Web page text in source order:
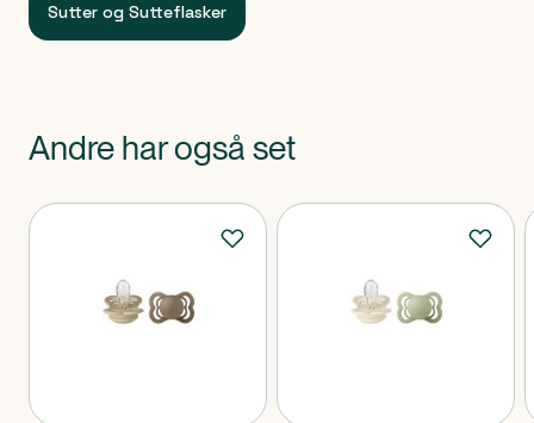
Sutter og Sutteflasker
Andre har også set
Produkter